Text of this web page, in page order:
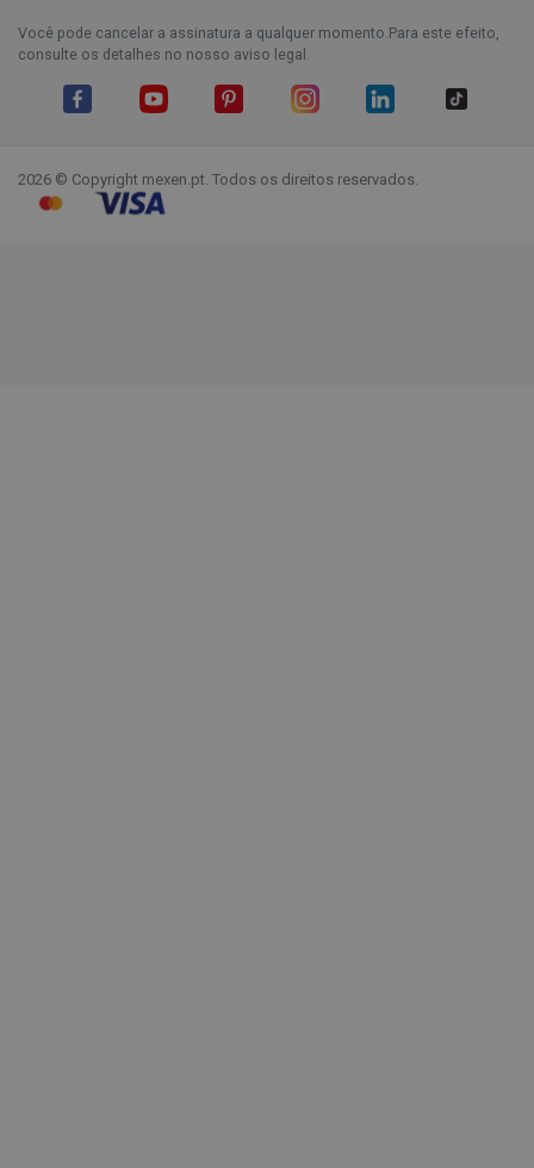
Você pode cancelar a assinatura a qualquer momento.Para este efeito,
consulte os detalhes no nosso aviso legal.
2026 © Copyright mexen.pt. Todos os direitos reservados.